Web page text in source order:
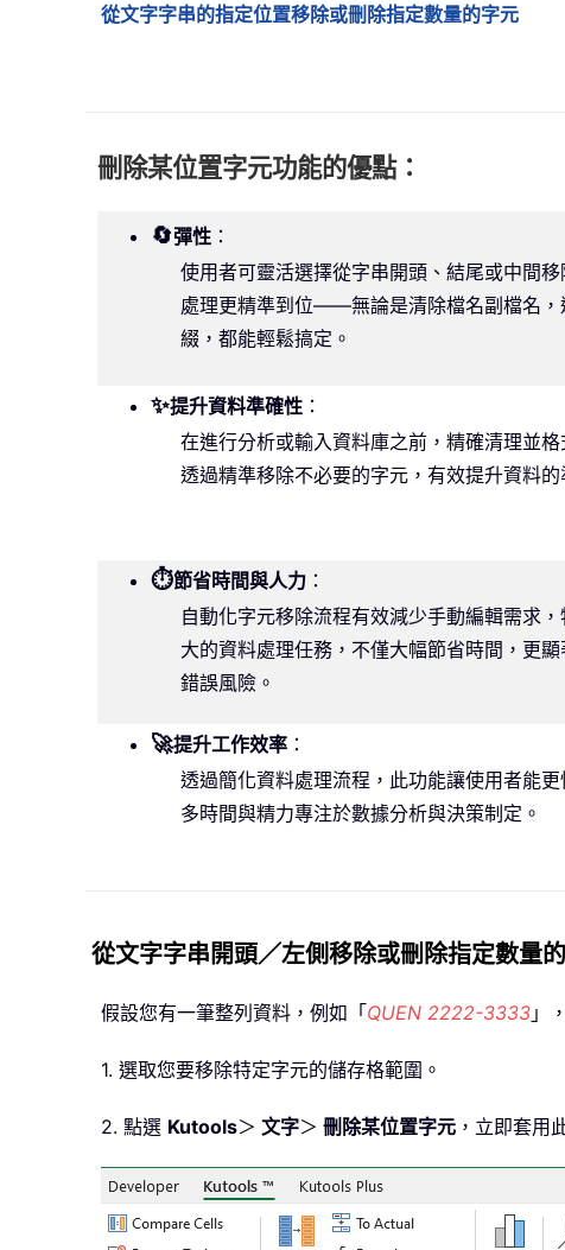
從文字字串的指定位置移除或刪除指定數量的字元
刪除某位置字元功能的優點：
🔄彈性 ：
使用者可靈活選擇從字串開頭、結尾或中間
處理更精準到位——無論是清除檔名副檔名，
綴，都能輕鬆搞定。
✨提升資料準確性 ：
在進行分析或輸入資料庫之前，精確清理並
透過精準移除不必要的字元，有效提升資料的
⏱️節省時間與人力 ：
自動化字元移除流程有效減少手動編輯需求
大的資料處理任務，不僅大幅節省時間，更
錯誤風險。
🚀提升工作效率 ：
透過簡化資料處理流程，此功能讓使用者能
多時間與精力專注於數據分析與決策制定。
從文字字串開頭／左側移除或刪除指定數量
假設您有一筆整列資料，例如「QUEN 2222-3333 」
1. 選取您要移除特定字元的儲存格範圍。
2. 點選 Kutools＞ 文字＞ 刪除某位置字元 ，立即套用